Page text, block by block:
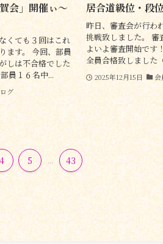
会」開催ぃ～
くても３回はこれ
ます。 今回、部員
しは不合格でした
員１６名中...
グ
居合道級位・段
昨日、審査会が行わ
挑戦致しました。
よいよ審査開始です
全員合格致しました
2025年12月15日
4 5 ... 43